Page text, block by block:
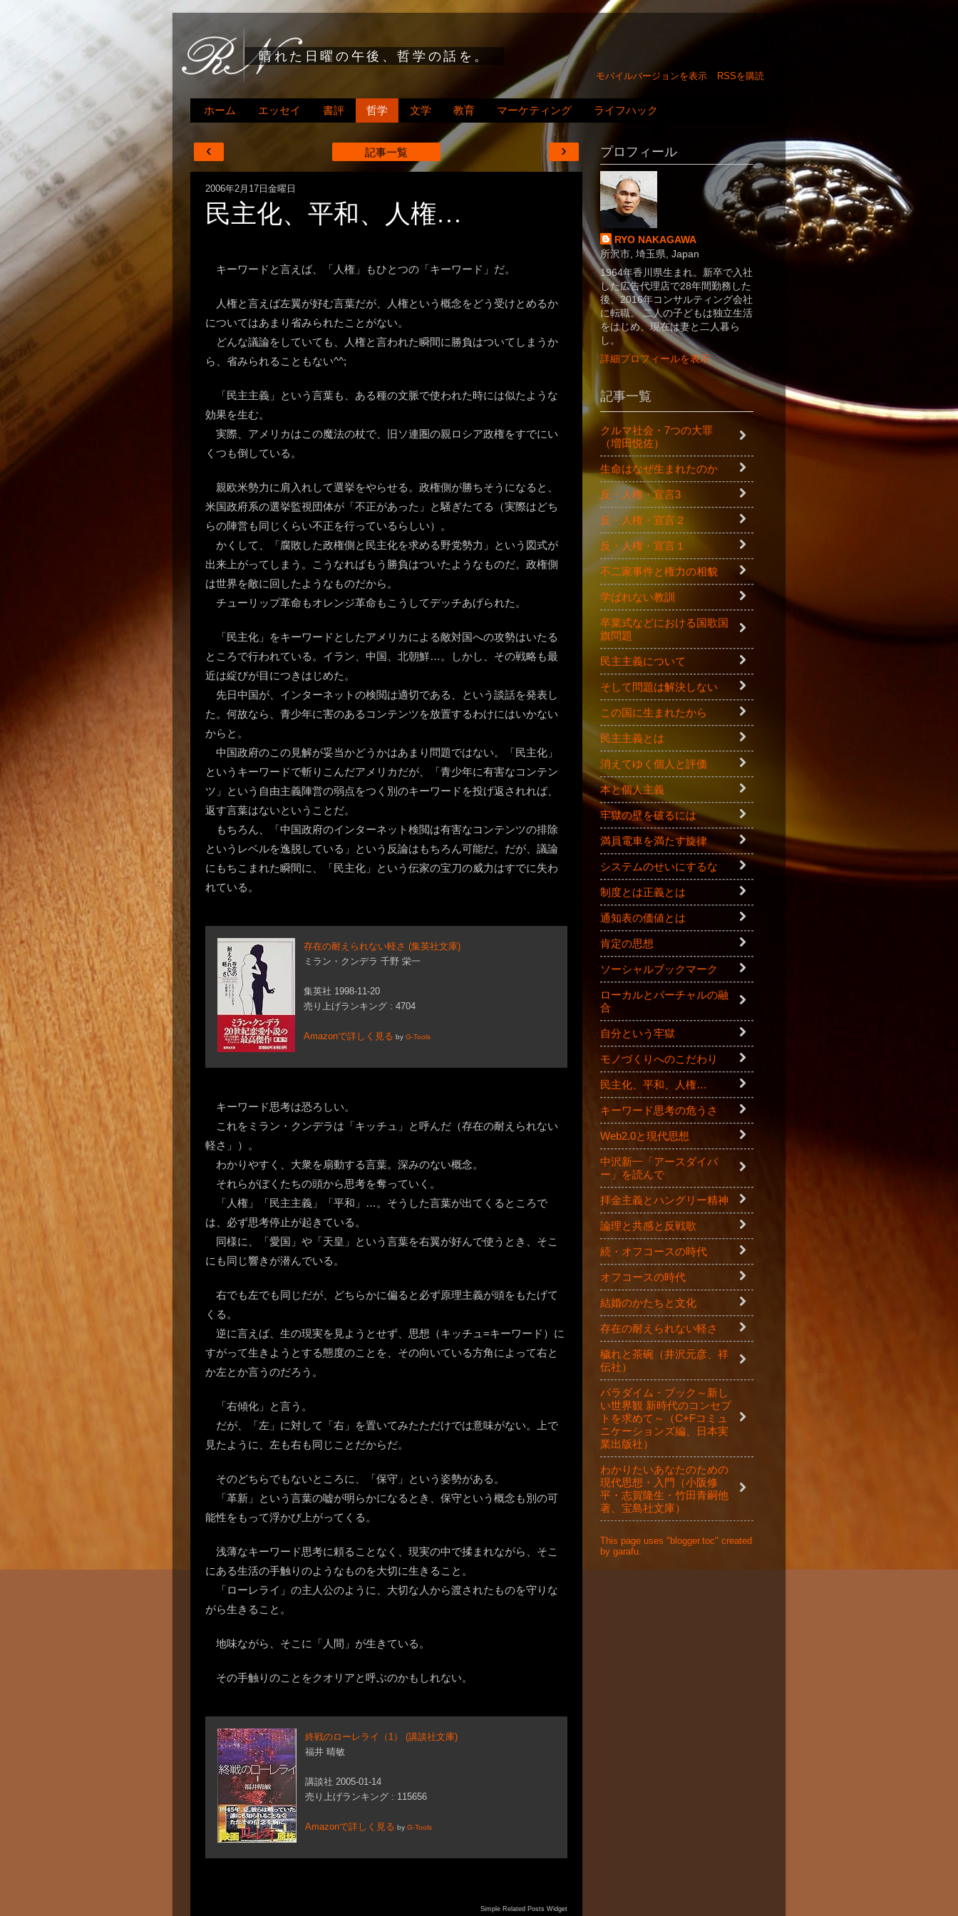
晴れた日曜の午後、哲学の話を。
モバイルバージョンを表示 RSSを購読
ホーム エッセイ 書評 哲学 文学 教育 マーケティング ライフハック
›
‹ 記事一覧
2006年2月17日金曜日
民主化、平和、人権…
キーワードと言えば、「人権」もひとつの「キーワード」だ。
人権と言えば左翼が好む言葉だが、人権という概念をどう受けとめるか
についてはあまり省みられたことがない。
どんな議論をしていても、人権と言われた瞬間に勝負はついてしまうか
ら、省みられることもない^^;
「民主主義」という言葉も、ある種の文脈で使われた時には似たような
効果を生む。
実際、アメリカはこの魔法の杖で、旧ソ連圏の親ロシア政権をすでにい
くつも倒している。
親欧米勢力に肩入れして選挙をやらせる。政権側が勝ちそうになると、
米国政府系の選挙監視団体が「不正があった」と騒ぎたてる（実際はどち
らの陣営も同じくらい不正を行っているらしい）。
かくして、「腐敗した政権側と民主化を求める野党勢力」という図式が
出来上がってしまう。こうなればもう勝負はついたようなものだ。政権側
は世界を敵に回したようなものだから。
チューリップ革命もオレンジ革命もこうしてデッチあげられた。
「民主化」をキーワードとしたアメリカによる敵対国への攻勢はいたる
ところで行われている。イラン、中国、北朝鮮…。しかし、その戦略も最
近は綻びが目につきはじめた。
先日中国が、インターネットの検閲は適切である、という談話を発表し
た。何故なら、青少年に害のあるコンテンツを放置するわけにはいかない
からと。
中国政府のこの見解が妥当かどうかはあまり問題ではない。「民主化」
というキーワードで斬りこんだアメリカだが、「青少年に有害なコンテン
ツ」という自由主義陣営の弱点をつく別のキーワードを投げ返されれば、
返す言葉はないということだ。
もちろん、「中国政府のインターネット検閲は有害なコンテンツの排除
というレベルを逸脱している」という反論はもちろん可能だ。だが、議論
にもちこまれた瞬間に、「民主化」という伝家の宝刀の威力はすでに失わ
れている。
存在の耐えられない軽さ (集英社文庫)
ミラン・クンデラ 千野 栄一
集英社 1998-11-20
売り上げランキング : 4704
Amazonで詳しく見る by G-Tools
キーワード思考は恐ろしい。
これをミラン・クンデラは「キッチュ」と呼んだ（存在の耐えられない
軽さ」）。
わかりやすく、大衆を扇動する言葉。深みのない概念。
それらがぼくたちの頭から思考を奪っていく。
「人権」「民主主義」「平和」…。そうした言葉が出てくるところで
は、必ず思考停止が起きている。
同様に、「愛国」や「天皇」という言葉を右翼が好んで使うとき、そこ
にも同じ響きが潜んでいる。
右でも左でも同じだが、どちらかに偏ると必ず原理主義が頭をもたげて
くる。
逆に言えば、生の現実を見ようとせず、思想（キッチュ=キーワード）に
すがって生きようとする態度のことを、その向いている方角によって右と
か左とか言うのだろう。
「右傾化」と言う。
だが、「左」に対して「右」を置いてみたただけでは意味がない。上で
見たように、左も右も同じことだからだ。
そのどちらでもないところに、「保守」という姿勢がある。
「革新」という言葉の嘘が明らかになるとき、保守という概念も別の可
能性をもって浮かび上がってくる。
浅薄なキーワード思考に頼ることなく、現実の中で揉まれながら、そこ
にある生活の手触りのようなものを大切に生きること。
「ローレライ」の主人公のように、大切な人から渡されたものを守りな
がら生きること。
地味ながら、そこに「人間」が生きている。
その手触りのことをクオリアと呼ぶのかもしれない。
終戦のローレライ（1） (講談社文庫)
福井 晴敏
講談社 2005-01-14
売り上げランキング : 115656
Amazonで詳しく見る by G-Tools
Simple Related Posts Widget
プロフィール
RYO NAKAGAWA
所沢市, 埼玉県, Japan
1964年香川県生まれ。新卒で入社
した広告代理店で28年間勤務した
後、2016年コンサルティング会社
に転職。 二人の子どもは独立生活
をはじめ、現在は妻と二人暮ら
し。
詳細プロフィールを表示
記事一覧
クルマ社会・7つの大罪
（増田悦佐）
生命はなぜ生まれたのか
反・人権・宣言3
反・人権・宣言２
反・人権・宣言１
不二家事件と権力の相貌
学ばれない教訓
卒業式などにおける国歌国
旗問題
民主主義について
そして問題は解決しない
この国に生まれたから
民主主義とは
消えてゆく個人と評価
本と個人主義
牢獄の壁を破るには
満員電車を満たす旋律
システムのせいにするな
制度とは正義とは
通知表の価値とは
肯定の思想
ソーシャルブックマーク
ローカルとバーチャルの融
合
自分という牢獄
モノづくりへのこだわり
民主化、平和、人権…
キーワード思考の危うさ
Web2.0と現代思想
中沢新一「アースダイバ
ー」を読んで
拝金主義とハングリー精神
論理と共感と反戦歌
続・オフコースの時代
オフコースの時代
結婚のかたちと文化
存在の耐えられない軽さ
穢れと茶碗（井沢元彦、祥
伝社）
パラダイム・ブック～新し
い世界観 新時代のコンセプ
トを求めて～（C+Fコミュ
ニケーションズ編、日本実
業出版社）
わかりたいあなたのための
現代思想・入門（小阪修
平・志賀隆生・竹田青嗣他
著、宝島社文庫）
This page uses "blogger.toc" created
by garafu.